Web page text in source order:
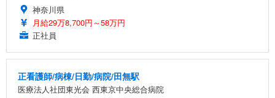
神奈川県
月給29万8,700円～58万円
正社員
正看護師/病棟/日勤/病院/田無駅
医療法人社団東光会 西東京中央総合病院